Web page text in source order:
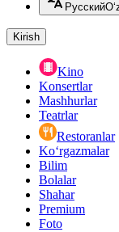
Русский
Kirish
Kino
Konsertlar
Mashhurlar
Teatrlar
Restoranlar
Ko‘rgazmalar
Bilim
Bolalar
Shahar
Premium
Foto